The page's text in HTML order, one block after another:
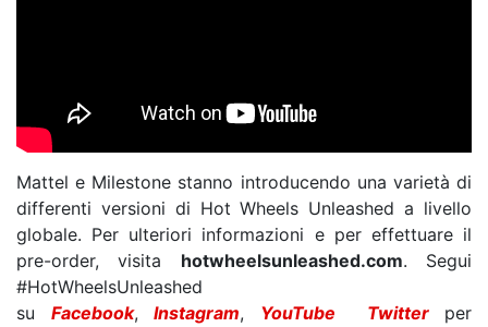
Mattel e Milestone stanno introducendo una varietà di
differenti versioni di Hot Wheels Unleashed a livello
globale. Per ulteriori informazioni e per effettuare il
pre-order, visita hotwheelsunleashed.com. Segui
#HotWheelsUnleashed
su Facebook, Instagram, YouTube Twitterper